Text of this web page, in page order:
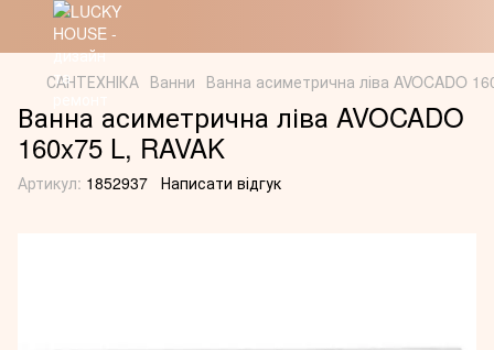
САНТЕХНІКА Ванни Ванна асиметрична ліва AVOCADO
Ванна асиметрична ліва AVOCADO
160x75 L, RAVAK
Артикул: 1852937 Написати відгук